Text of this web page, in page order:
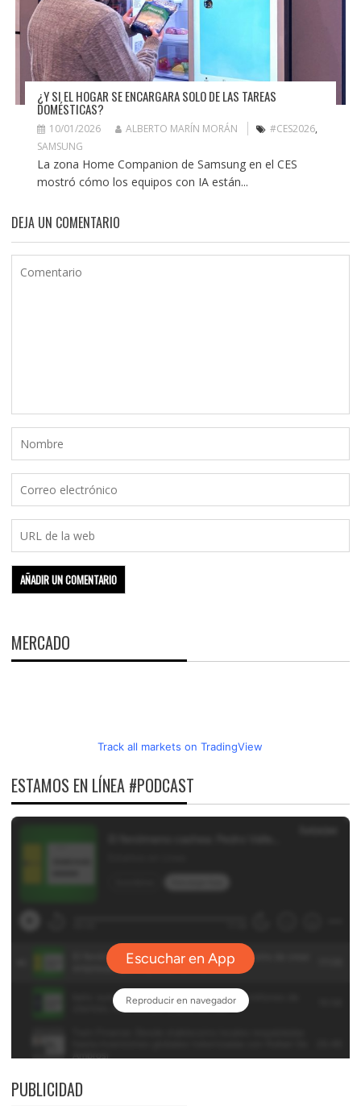
¿Y SI EL HOGAR SE ENCARGARA SOLO DE LAS TAREAS
DOMÉSTICAS?
10/01/2026 ALBERTO MARÍN MORÁN #CES2026,
SAMSUNG
La zona Home Companion de Samsung en el CES
mostró cómo los equipos con IA están...
DEJA UN COMENTARIO
MERCADO
Track all markets on TradingView
ESTAMOS EN LÍNEA #PODCAST
PUBLICIDAD